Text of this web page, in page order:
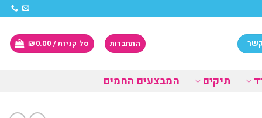
התחברות סל קניות / ₪0.00
תיקים המבצעים החמים